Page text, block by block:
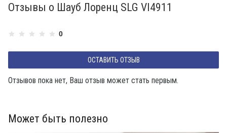
Отзывы о Шауб Лоренц SLG VI4911
ОСТАВИТЬ ОТЗЫВ
0
Отзывов пока нет, Ваш отзыв может стать первым.
Может быть полезно